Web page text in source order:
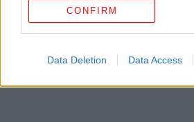
CONFIRM
Data Deletion Data Access